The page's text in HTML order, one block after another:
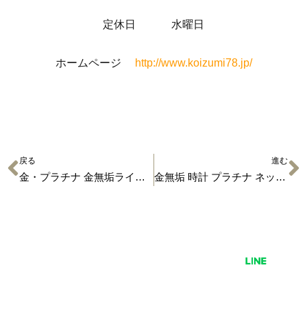
定休日 水曜日
ホームページ http://www.koizumi78.jp/
戻る
金・プラチナ 金無垢ライター メガネフレーム タイバー 【金の買取】
進む
金無垢 時計 プラチナ ネックレス ブレス 買取価格 【金プラチナの買取】